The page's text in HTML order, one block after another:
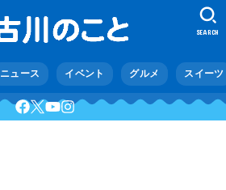
ニュース イベント グルメ スイーツ
SEARCH